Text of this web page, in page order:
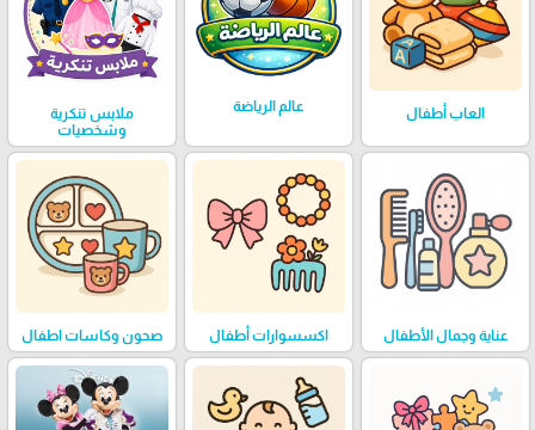
العاب أطفال عالم الرياضة
ملابس تنكرية
وشخصيات
عناية وجمال الأطفال اكسسوارات أطفال صحون وكاسات اطفال